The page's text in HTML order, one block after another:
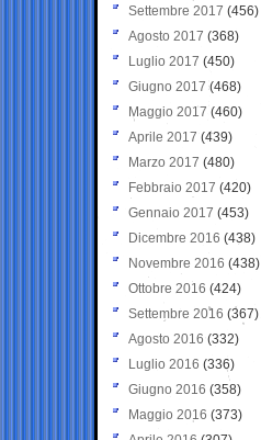
Settembre 2017 (456)
Agosto 2017 (368)
Luglio 2017 (450)
Giugno 2017 (468)
Maggio 2017 (460)
Aprile 2017 (439)
Marzo 2017 (480)
Febbraio 2017 (420)
Gennaio 2017 (453)
Dicembre 2016 (438)
Novembre 2016 (438)
Ottobre 2016 (424)
Settembre 2016 (367)
Agosto 2016 (332)
Luglio 2016 (336)
Giugno 2016 (358)
Maggio 2016 (373)